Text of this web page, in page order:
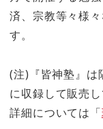
済、宗教等々様
す。
(注)『皆神塾』は
に収録して販売し
詳細については「